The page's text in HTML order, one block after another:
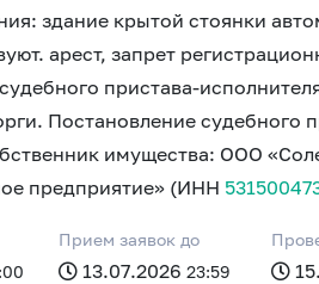
здание крытой стоянки
арест, запрет
пристава-
Постановление судебного
имущества: ООО
предприятие» (ИНН
Прием заявок до
13.07.2026 23:59